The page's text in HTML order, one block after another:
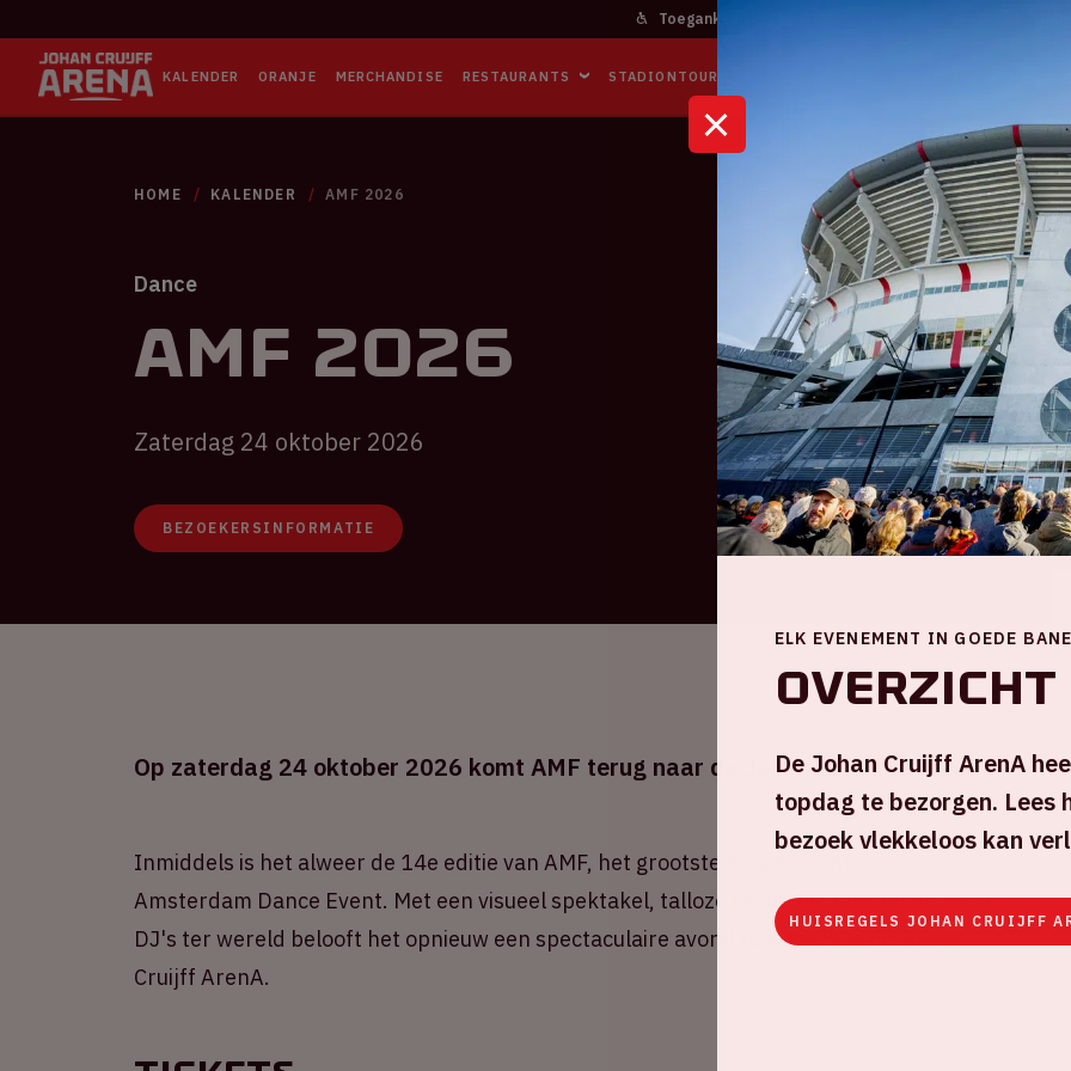
Toegankelijkheid
KALENDER ORANJE MERCHANDISE RESTAURANTS STADIONTOURS
HOME KALENDER AMF 2026
Dance
AMF 2026
Zaterdag 24 oktober 2026
BEZOEKERSINFORMATIE
Op zaterdag 24 oktober 2026 komt AMF terug naar de Johan Cruijff ArenA.
Inmiddels is het alweer de 14e editie van AMF, het grootste dance-event van
Amsterdam Dance Event. Met een visueel spektakel, talloze uitzinnige fans en de beste
DJ's ter wereld belooft het opnieuw een spectaculaire avond te worden in de Johan
Cruijff ArenA.
ELK EVENEMENT IN GOEDE
De Johan Cruijff ArenA
topdag te bezorgen.
bezoek vlekkeloos kan
HUISREGELS JOHAN CRUIJFF